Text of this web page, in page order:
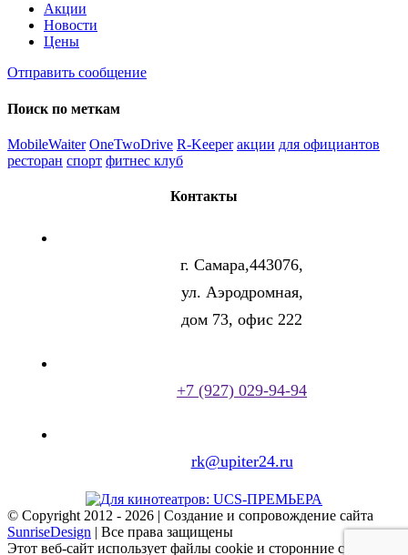
Акции
Новости
Цены
Отправить сообщение
Поиск по меткам
MobileWaiter OneTwoDrive R-Keeper акции для официантов
ресторан спорт фитнес клуб
Контакты
г. Самара,443076,
ул. Аэродромная,
дом 73, офис 222
+7 (927) 029-94-94
rk@upiter24.ru
© Copyright 2012 - 2026 | Создание и сопровождение сайта
SunriseDesign | Все права защищены
Этот веб-сайт использует файлы cookie и сторонние сервисы.